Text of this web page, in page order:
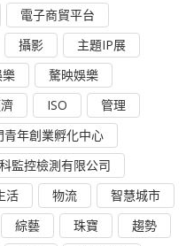
電子商貿平台
攝影
主題IP展
驁映娛樂
ISO
管理
青年創業孵化中心
監控檢測有限公司
活 物流
智慧城市
綜藝 珠寶
趨勢